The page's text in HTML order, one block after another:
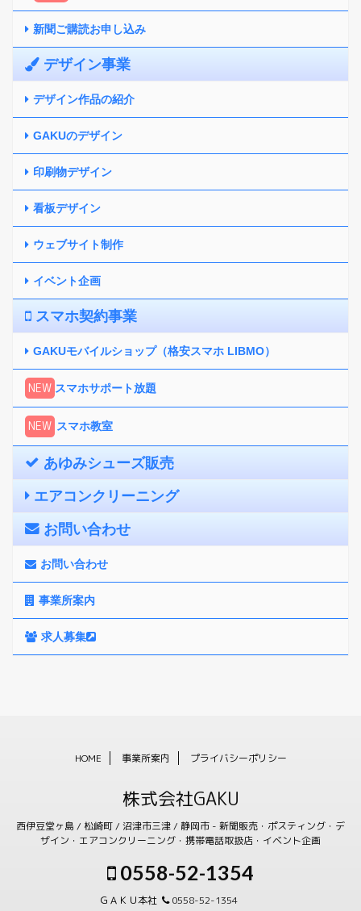
新聞ご購読お申し込み
デザイン事業
デザイン作品の紹介
GAKUのデザイン
印刷物デザイン
看板デザイン
ウェブサイト制作
イベント企画
スマホ契約事業
GAKUモバイルショップ（格安スマホ LIBMO）
NEW スマホサポート放題
NEW スマホ教室
あゆみシューズ販売
エアコンクリーニング
お問い合わせ
お問い合わせ
事業所案内
求人募集
HOME 事業所案内 プライバシーポリシー
株式会社GAKU
西伊豆堂ヶ島 / 松崎町 / 沼津市三津 / 静岡市 - 新聞販売・ポスティング・デ
ザイン・エアコンクリーニング・携帯電話取扱店・イベント企画
0558-52-1354
ＧＡＫＵ本社 0558-52-1354